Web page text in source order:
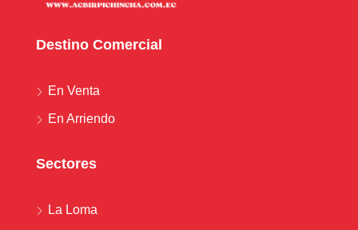
Destino Comercial
En Venta
En Arriendo
Sectores
La Loma